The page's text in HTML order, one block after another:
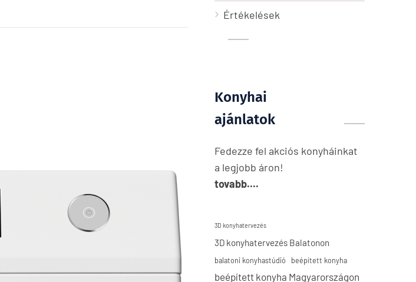
Értékelések
Konyhai
ajánlatok
Fedezze fel akciós konyháinkat
a legjobb áron!
tovabb....
3D konyhatervezés
3D konyhatervezés Balatonon
balatoni konyhastúdió beépített konyha
beépített konyha Magyarországon